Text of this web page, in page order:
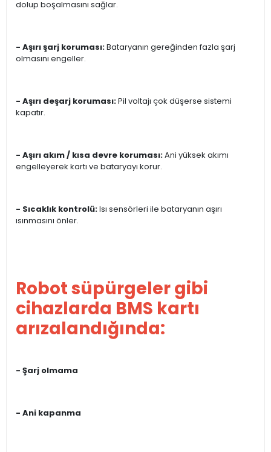
dolup boşalmasını sağlar.
- Aşırı şarj koruması:Bataryanın gereğinden fazla şarj
olmasını engeller.
- Aşırı deşarj koruması:Pil voltajı çok düşerse sistemi
kapatır.
- Aşırı akım / kısa devre koruması:Ani yüksek akımı
engelleyerek kartı ve bataryayı korur.
- Sıcaklık kontrolü:Isı sensörleri ile bataryanın aşırı
ısınmasını önler.
Robot süpürgeler gibi
cihazlarda BMS kartı
arızalandığında:
- Şarj olmama
- Ani kapanma